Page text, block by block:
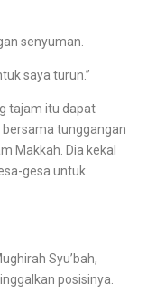
senyuman.
saya turun.”
itu dapat
tunggangan
Makkah. Dia kekal
gesa untuk
Syu’bah,
posisinya.